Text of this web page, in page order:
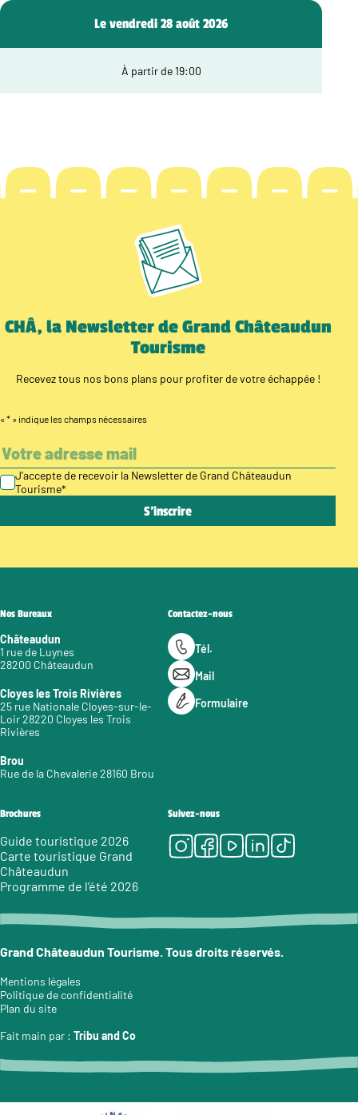
Le vendredi 28 août 2026
À partir de 19:00
CHÂ, la Newsletter de Grand Châteaudun
Tourisme
Recevez tous nos bons plans pour profiter de votre échappée !
« * » indique les champs nécessaires
J’accepte de recevoir la Newsletter de Grand Châteaudun
Tourisme*
Nos Bureaux
Châteaudun
1 rue de Luynes
28200 Châteaudun
Cloyes les Trois Rivières
25 rue Nationale Cloyes-sur-le-
Loir 28220 Cloyes les Trois
Rivières
Brou
Rue de la Chevalerie 28160 Brou
Contactez-nous
Tél.
Mail
Formulaire
Brochures
Guide touristique 2026
Carte touristique Grand
Châteaudun
Programme de l’été 2026
Suivez-nous
Instagram
Facebook
Youtube
LinkedIn
Tiktok
Grand Châteaudun Tourisme. Tous droits réservés.
Mentions légales
Politique de confidentialité
Plan du site
Fait main par : Tribu and Co